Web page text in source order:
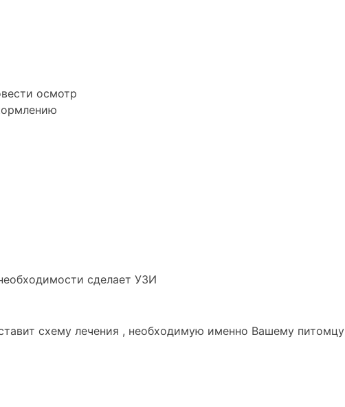
осмотр
сделает УЗИ
схему лечения , необходимую именно Вашему питомцу